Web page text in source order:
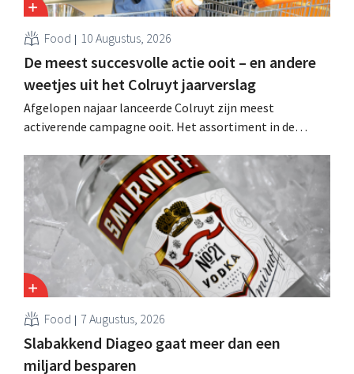
Food 10 Augustus, 2026
De meest succesvolle actie ooit – en andere
weetjes uit het Colruyt jaarverslag
Afgelopen najaar lanceerde Colruyt zijn meest
activerende campagne ooit. Het assortiment in de
uit en een “moorddiner” blijkt de topper onder de
kookworkshops.
Food 7 Augustus, 2026
Slabakkend Diageo gaat meer dan een
miljard besparen